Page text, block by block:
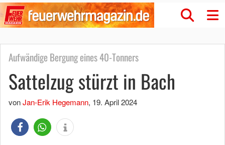
Aufwändige Bergung eines 40-Tonners
Sattelzug stürzt in Bach
vonJan-Erik Hegemann, 19. April 2024